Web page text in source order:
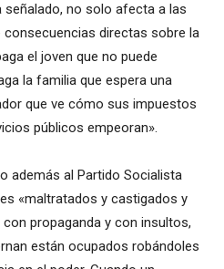
señalado, no solo afecta a las
directas sobre la
el joven que no puede
la familia que espera una
que ve cómo sus impuestos
públicos empeoran».
además al Partido Socialista
«maltratados y castigados y
propaganda y con insultos,
están ocupados robándoles